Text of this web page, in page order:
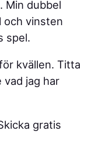
Min dubbel
och vinsten
spel.
kvällen. Titta
vad jag har
gratis